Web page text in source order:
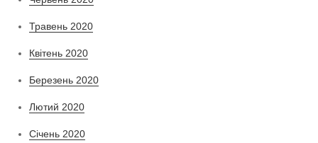
Травень 2020
Квітень 2020
Березень 2020
Лютий 2020
Січень 2020